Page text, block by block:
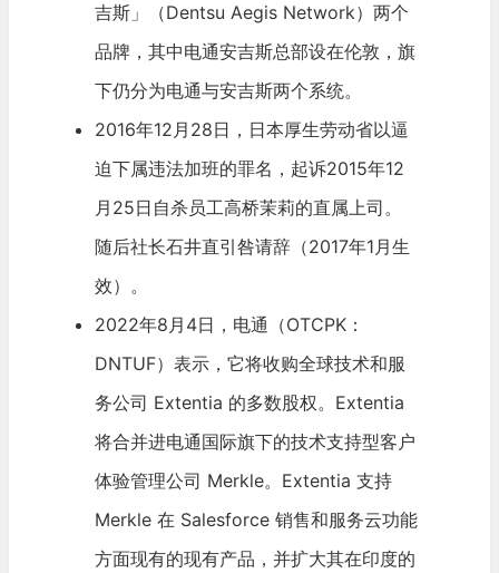
吉斯」（Dentsu Aegis Network）两个
品牌，其中电通安吉斯总部设在伦敦，旗
下仍分为电通与安吉斯两个系统。
2016年12月28日，日本厚生劳动省以逼
迫下属违法加班的罪名，起诉2015年12
月25日自杀员工高桥茉莉的直属上司。
随后社长石井直引咎请辞（2017年1月生
效）。
2022年8月4日，电通（OTCPK：
DNTUF）表示，它将收购全球技术和服
务公司 Extentia 的多数股权。Extentia
将合并进电通国际旗下的技术支持型客户
体验管理公司 Merkle。Extentia 支持
Merkle 在 Salesforce销售和服务云功能
方面现有的现有产品，并扩大其在印度的